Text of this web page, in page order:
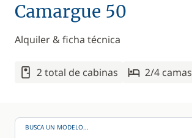
Camargue 50
Alquiler & ficha técnica
2 total de cabinas 2/4 camas
BUSCA UN MODELO...